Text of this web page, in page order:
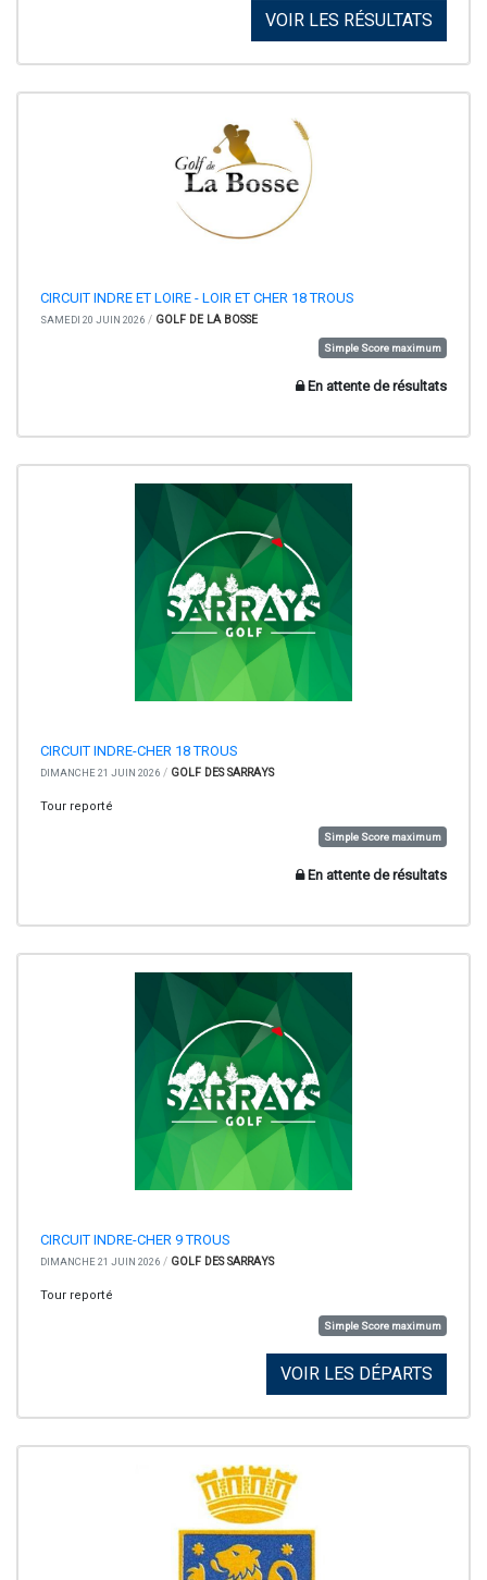
VOIR LES RÉSULTATS
CIRCUIT INDRE ET LOIRE - LOIR ET CHER 18 TROUS
SAMEDI 20 JUIN 2026 / GOLF DE LA BOSSE
Simple Score maximum
En attente de résultats
CIRCUIT INDRE-CHER 18 TROUS
DIMANCHE 21 JUIN 2026 / GOLF DES SARRAYS
Tour reporté
Simple Score maximum
En attente de résultats
CIRCUIT INDRE-CHER 9 TROUS
DIMANCHE 21 JUIN 2026 / GOLF DES SARRAYS
Tour reporté
Simple Score maximum
VOIR LES DÉPARTS